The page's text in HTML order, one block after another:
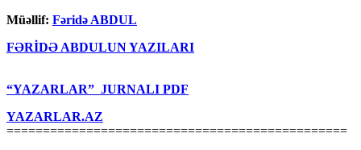
Müəllif: Fəridə ABDUL
FƏRİDƏ ABDULUN YAZILARI
“YAZARLAR” JURNALI PDF
YAZARLAR.AZ
===============================================